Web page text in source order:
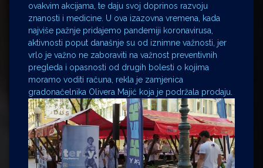
ovakvim akcijama, te daju svoj doprinos razvoju
znanosti i medicine. U ova izazovna vremena, kada
najviše pažnje pridajemo pandemiji koronavirusa,
aktivnosti poput današnje su od iznimne važnosti, jer
vrlo je važno ne zaboraviti na važnost preventivnih
pregleda i opasnosti od drugih bolesti o kojima
moramo voditi računa, rekla je zamjenica
gradonačelnika Olivera Majić koja je podržala prodaju.